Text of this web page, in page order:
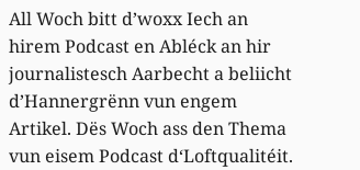
All Woch bitt d’woxx Iech an
hirem Podcast en Abléck an hir
journalistesch Aarbecht a beliicht
d’Hannergrënn vun engem
Artikel. Dës Woch ass den Thema
vun eisem Podcast d‘Loftqualitéit.